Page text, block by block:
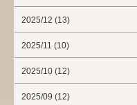
2025/12 (13)
2025/11 (10)
2025/10 (12)
2025/09 (12)